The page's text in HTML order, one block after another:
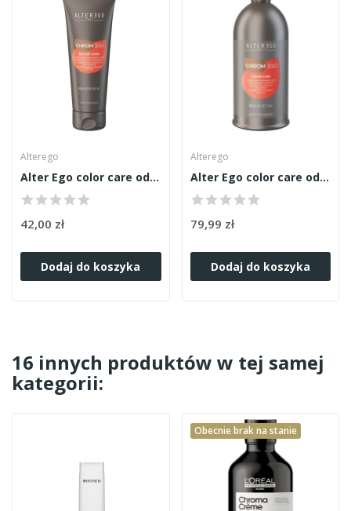
Alterego
Alter Ego color care odżywka 200ml
42,00 zł
Dodaj do koszyka
Alterego
Alter Ego color care odżywka 950ml
79,99 zł
Dodaj do koszyka
16 innych produktów w tej samej
kategorii:
Obecnie brak na stanie